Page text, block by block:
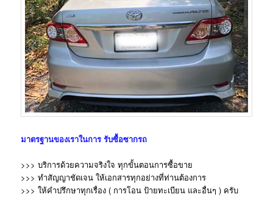
มาตรฐานของเราในการรับซื้อซากรถ
>>> บริการด้วยความจริงใจ ทุกขั้นตอนการซื้อขาย
>>> ทำสัญญาชัดเจน ให้เอกสารทุกอย่างที่ท่านต้องการ
>>> ให้คำปรึกษาทุกเรื่อง ( การโอน ป้ายทะเบียน และอื่นๆ ) ครับ